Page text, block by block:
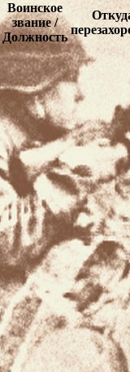
Воинское
звание /
Должность